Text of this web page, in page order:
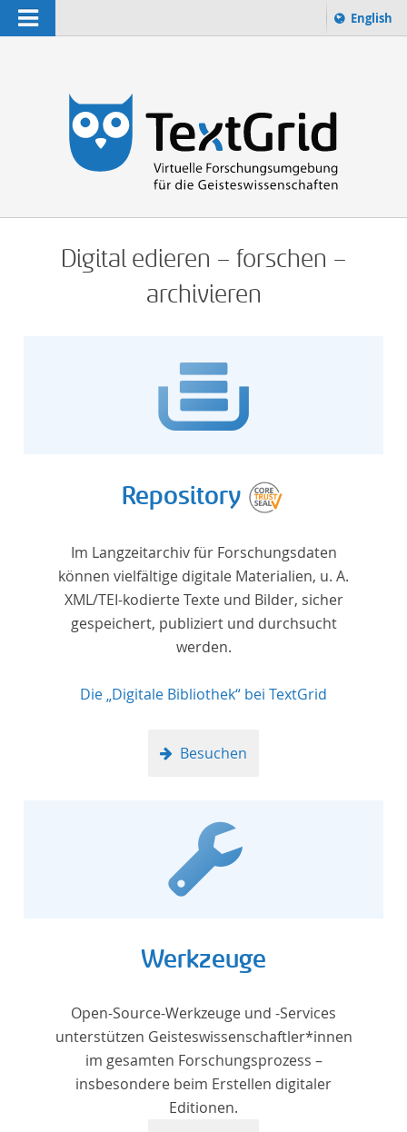
Navigation
zur Suche
Sprache
English
Home
Digital edieren – forschen –
archivieren
Repository
Im Langzeitarchiv für Forschungsdaten
können vielfältige digitale Materialien, u. A.
XML/TEI-kodierte Texte und Bilder, sicher
gespeichert, publiziert und durchsucht
werden.
Die „Digitale Bibliothek“ bei TextGrid
Besuchen
Werkzeuge
Open-Source-Werkzeuge und -Services
unterstützen Geisteswissenschaftler*innen
im gesamten Forschungsprozess –
insbesondere beim Erstellen digitaler
Editionen.